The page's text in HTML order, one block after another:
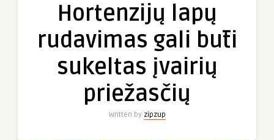
Hortenzijų lapų
rudavimas gali būti
sukeltas įvairių
priežasčių
Written by zipzup